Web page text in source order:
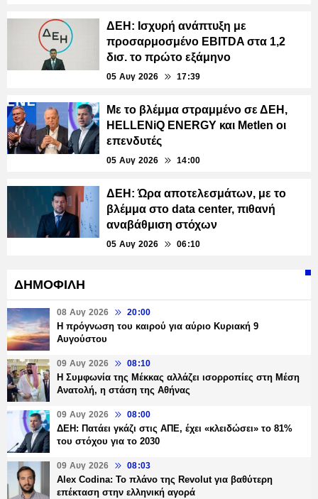
ΔΕΗ: Ισχυρή ανάπτυξη με
προσαρμοσμένο EBITDA στα 1,2
δισ. το πρώτο εξάμηνο
05 Αυγ 2026 17:39
Με το βλέμμα στραμμένο σε ΔΕΗ,
HELLENiQ ENERGY και Metlen οι
επενδυτές
05 Αυγ 2026 14:00
ΔΕΗ: Ώρα αποτελεσμάτων, με το
βλέμμα στο data center, πιθανή
αναβάθμιση στόχων
05 Αυγ 2026 06:10
ΔΗΜΟΦΙΛΗ
08 Αυγ 2026 20:00
Η πρόγνωση του καιρού για αύριο Κυριακή 9
Αυγούστου
09 Αυγ 2026 08:10
Η Συμφωνία της Μέκκας αλλάζει ισορροπίες στη Μέση
Ανατολή, η στάση της Αθήνας
09 Αυγ 2026 08:00
ΔΕΗ: Πατάει γκάζι στις ΑΠΕ, έχει «κλειδώσει» το 81%
του στόχου για το 2030
09 Αυγ 2026 08:03
Alex Codina: Το πλάνο της Revolut για βαθύτερη
επέκταση στην ελληνική αγορά